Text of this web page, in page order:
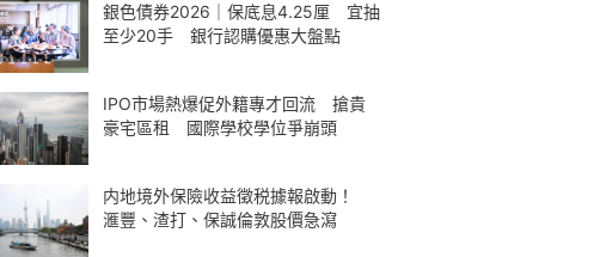
銀色債券2026｜保底息4.25厘 宜抽
至少20手 銀行認購優惠大盤點
IPO市場熱爆促外籍專才回流 搶貴
豪宅區租 國際學校學位爭崩頭
内地境外保險收益徵税據報啟動！
滙豐、渣打、保誠倫敦股價急瀉